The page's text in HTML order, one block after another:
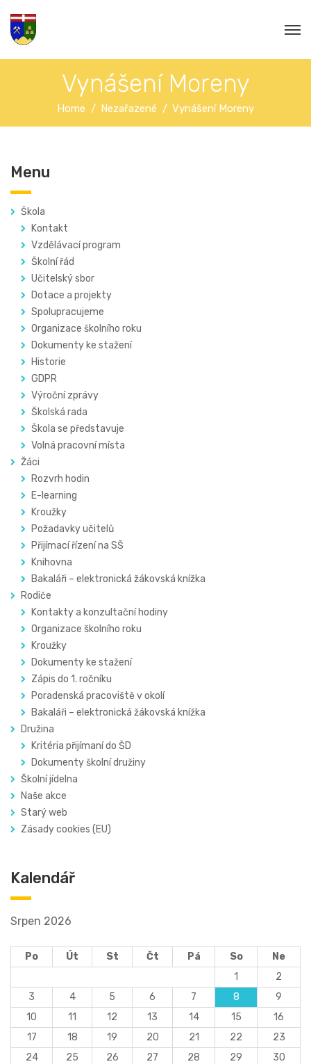
Vynášení Moreny
Home Nezařazené Vynášení Moreny
Menu
Škola
Kontakt
Vzdělávací program
Školní řád
Učitelský sbor
Dotace a projekty
Spolupracujeme
Organizace školního roku
Dokumenty ke stažení
Historie
GDPR
Výroční zprávy
Školská rada
Škola se představuje
Volná pracovní místa
Žáci
Rozvrh hodin
E-learning
Kroužky
Požadavky učitelů
Přijímací řízení na SŠ
Knihovna
Bakaláři – elektronická žákovská knížka
Rodiče
Kontakty a konzultační hodiny
Organizace školního roku
Kroužky
Dokumenty ke stažení
Zápis do 1. ročníku
Poradenská pracoviště v okolí
Bakaláři – elektronická žákovská knížka
Družina
Kritéria přijímaní do ŠD
Dokumenty školní družiny
Školní jídelna
Naše akce
Starý web
Zásady cookies (EU)
Kalendář
Srpen 2026
Po Út St Čt Pá So
Ne
1
2
3
4 5 6 7 8
9
10
11 12 13 14 15
16
17
18 19 20 21 22
23
24
25 26 27 28 29
30